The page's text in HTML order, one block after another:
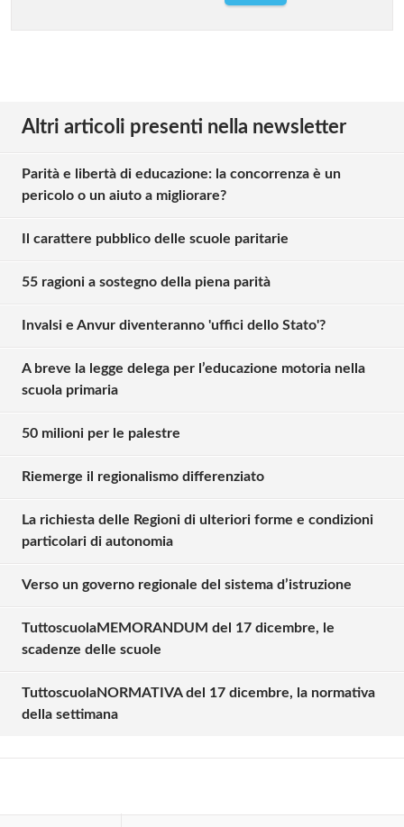
Altri articoli presenti nella newsletter
Parità e libertà di educazione: la concorrenza è un
pericolo o un aiuto a migliorare?
Il carattere pubblico delle scuole paritarie
55 ragioni a sostegno della piena parità
Invalsi e Anvur diventeranno 'uffici dello Stato'?
A breve la legge delega per l’educazione motoria nella
scuola primaria
50 milioni per le palestre
Riemerge il regionalismo differenziato
La richiesta delle Regioni di ulteriori forme e condizioni
particolari di autonomia
Verso un governo regionale del sistema d’istruzione
TuttoscuolaMEMORANDUM del 17 dicembre, le
scadenze delle scuole
TuttoscuolaNORMATIVA del 17 dicembre, la normativa
della settimana
Solo gli utenti registrati possono
commentare!
Effettua il Login
oppure accedi via
Andreana Pilo
merito.